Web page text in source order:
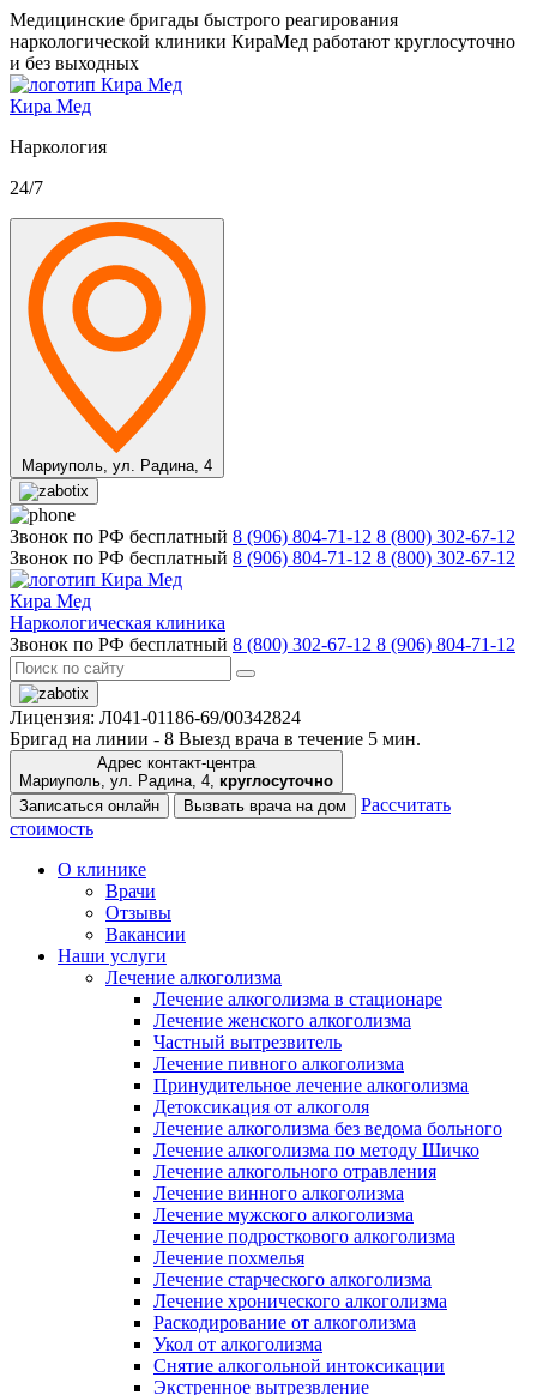
Медицинские бригады быстрого реагирования
наркологической клиники КираМед работают круглосуточно
и без выходных
Кира Мед
Наркология
24/7
Мариуполь, ул. Радина, 4
Звонок по РФ бесплатный 8 (906) 804-71-12 8 (800) 302-67-12
Звонок по РФ бесплатный 8 (906) 804-71-12 8 (800) 302-67-12
Кира Мед
Наркологическая клиника
Звонок по РФ бесплатный 8 (800) 302-67-12 8 (906) 804-71-12
Лицензия: Л041-01186-69/00342824
Бригад на линии - 8 Выезд врача в течение 5 мин.
Адрес контакт-центра
Мариуполь, ул. Радина, 4, круглосуточно
Записаться онлайн
Вызвать врача на дом
Рассчитать
стоимость
О клинике
Врачи
Отзывы
Вакансии
Наши услуги
Лечение алкоголизма
Лечение алкоголизма в стационаре
Лечение женского алкоголизма
Частный вытрезвитель
Лечение пивного алкоголизма
Принудительное лечение алкоголизма
Детоксикация от алкоголя
Лечение алкоголизма без ведома больного
Лечение алкоголизма по методу Шичко
Лечение алкогольного отравления
Лечение винного алкоголизма
Лечение мужского алкоголизма
Лечение подросткового алкоголизма
Лечение похмелья
Лечение старческого алкоголизма
Лечение хронического алкоголизма
Раскодирование от алкоголизма
Укол от алкоголизма
Снятие алкогольной интоксикации
Экстренное вытрезвление